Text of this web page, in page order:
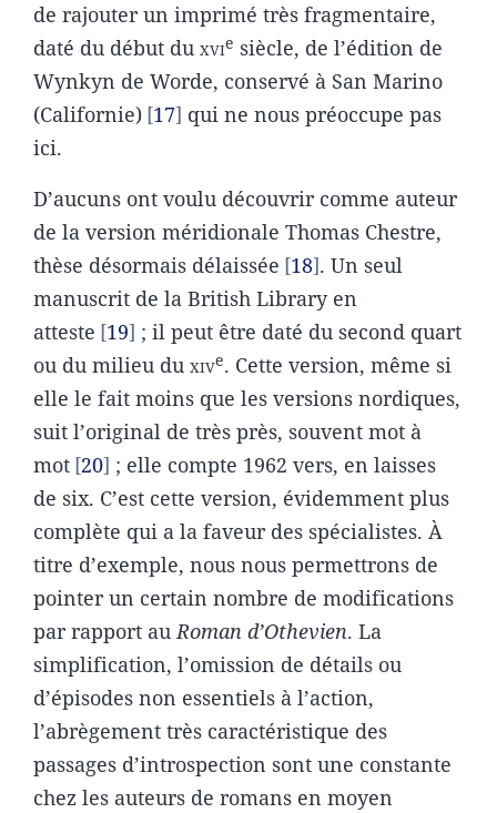
de rajouter un imprimé très fragmentaire,
daté du début du xvie siècle, de l’édition de
Wynkyn de Worde, conservé à San Marino
(Californie) 17 qui ne nous préoccupe pas
ici.
D’aucuns ont voulu découvrir comme auteur
de la version méridionale Thomas Chestre,
thèse désormais délaissée 18 . Un seul
manuscrit de la British Library en
atteste 19 ; il peut être daté du second quart
ou du milieu du xive. Cette version, même si
elle le fait moins que les versions nordiques,
suit l’original de très près, souvent mot à
mot 20 ; elle compte 1962 vers, en laisses
de six. C’est cette version, évidemment plus
complète qui a la faveur des spécialistes. À
titre d’exemple, nous nous permettrons de
pointer un certain nombre de modifications
par rapport auRoman d’Othevien. La
simplification, l’omission de détails ou
d’épisodes non essentiels à l’action,
l’abrègement très caractéristique des
passages d’introspection sont une constante
chez les auteurs de romans en moyen